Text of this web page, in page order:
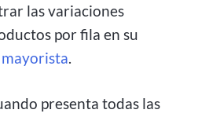
las variaciones
por fila en su
.
presenta todas las